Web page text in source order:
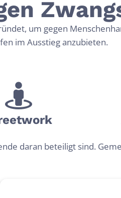
in
gibt es mehr Sklaven
um gegen
im Ausstieg anzubieten.
daran beteiligt sind.